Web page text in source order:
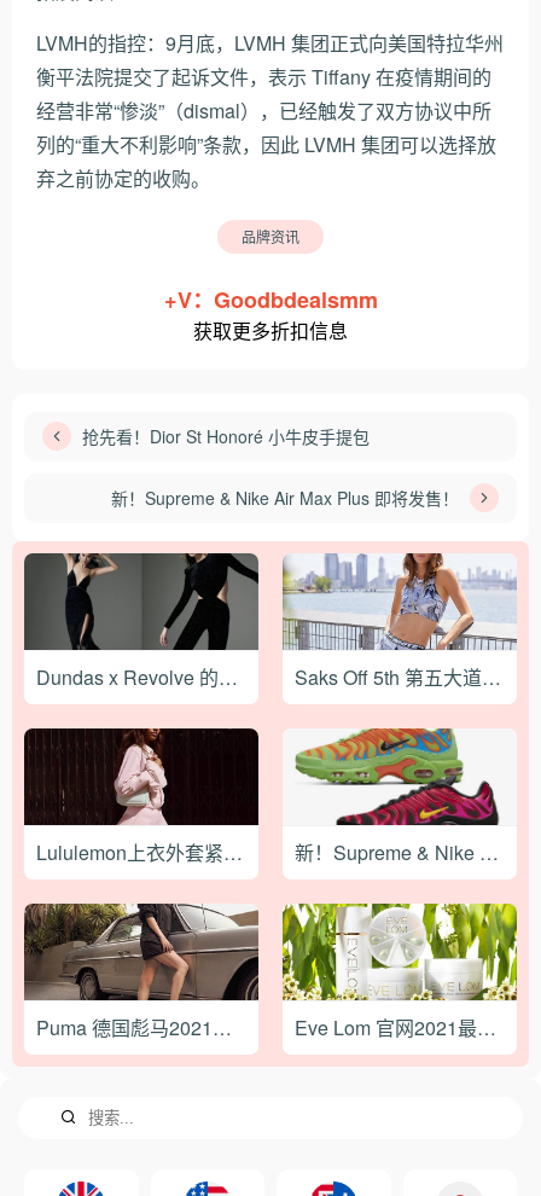
LVMH的指控：9月底，LVMH 集团正式向美国特拉华州
衡平法院提交了起诉文件，表示 Tiffany 在疫情期间的
经营非常“惨淡”（dismal），已经触发了双方协议中所
列的“重大不利影响”条款，因此 LVMH 集团可以选择放
弃之前协定的收购。
品牌资讯
+V：Goodbdealsmm
获取更多折扣信息
抢先看！Dior St Honoré 小牛皮手提包
新！Supreme & Nike Air Max Plus 即将发售！
Dundas x Revolve 的第二个合作系列刚刚推出 Saks Off 5th 第五大道美国官网最新海淘攻略
Lululemon上衣外套紧身裤尺码海淘指南 新！Supreme & Nike Air Max Plus 即将发售！
Puma 德国彪马2021最新海淘攻略 Eve Lom 官网2021最新海淘攻略教程